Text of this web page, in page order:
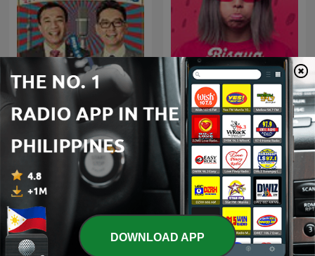
ナイツのちゃきちゃき大放
Bisaya Jokes!
DOWNLOAD APP